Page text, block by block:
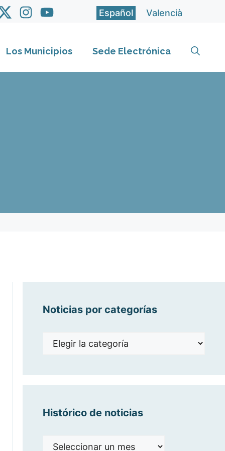
Español Valencià
Los Municipios Sede Electrónica
Noticias por categorías
Noticias
Histórico de noticias
Histórico